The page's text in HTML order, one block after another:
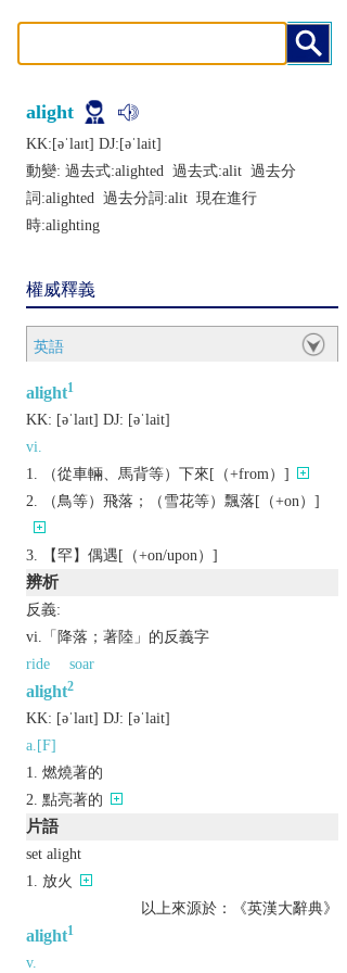
alight
KK:[ǝˈlaɪt] DJ:[ǝˈlait]
動變: 過去式:alighted 過去式:alit 過去分
詞:alighted 過去分詞:alit 現在進行
時:alighting
權威釋義
英語
alight1
KK: [ǝˈlaɪt] DJ: [ǝˈlait]
vi.
（從車輛、馬背等）下來[（+from）]
（鳥等）飛落；（雪花等）飄落[（+on）]
【罕】偶遇[（+on/upon）]
辨析
反義:
vi.「降落；著陸」的反義字
ride
soar
alight2
KK: [ǝˈlaɪt] DJ: [ǝˈlait]
a.[F]
燃燒著的
點亮著的
片語
set alight
放火
以上來源於：《英漢大辭典》
alight1
v.